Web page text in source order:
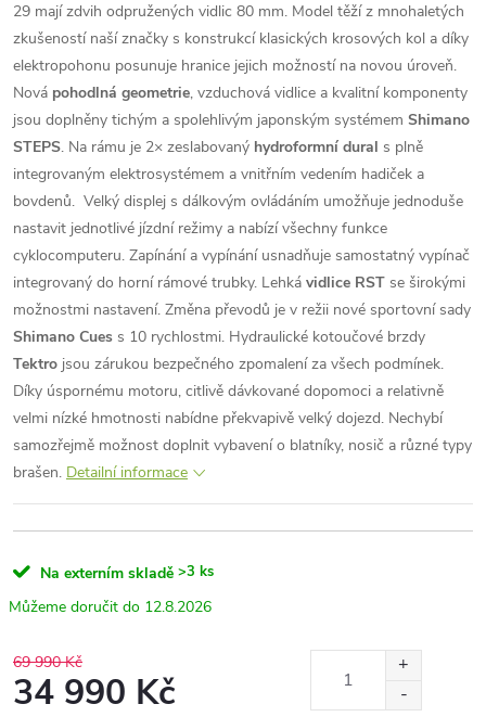
29 mají zdvih odpružených vidlic 80 mm. Model těží z mnohaletých
zkušeností naší značky s konstrukcí klasických krosových kol a díky
elektropohonu posunuje hranice jejich možností na novou úroveň.
Nová pohodlná geometrie, vzduchová vidlice a kvalitní komponenty
jsou doplněny tichým a spolehlivým japonským systémem Shimano
STEPS. Na rámu je 2× zeslabovaný hydroformní dural s plně
integrovaným elektrosystémem a vnitřním vedením hadiček a
bovdenů. Velký displej s dálkovým ovládáním umožňuje jednoduše
nastavit jednotlivé jízdní režimy a nabízí všechny funkce
cyklocomputeru. Zapínání a vypínání usnadňuje samostatný vypínač
integrovaný do horní rámové trubky. Lehká vidlice RST se širokými
možnostmi nastavení. Změna převodů je v režii nové sportovní sady
Shimano Cues s 10 rychlostmi. Hydraulické kotoučové brzdy
Tektro jsou zárukou bezpečného zpomalení za všech podmínek.
Díky úspornému motoru, citlivě dávkované dopomoci a relativně
velmi nízké hmotnosti nabídne překvapivě velký dojezd. Nechybí
samozřejmě možnost doplnit vybavení o blatníky, nosič a různé typy
brašen. Detailní informace
Na externím skladě >3 ks
12.8.2026
69 990 Kč
34 990 Kč